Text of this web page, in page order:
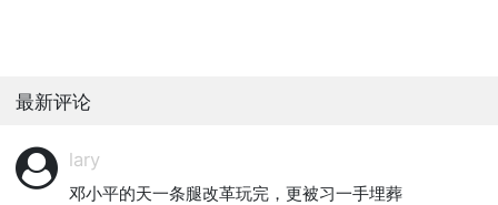
最新评论
lary
邓小平的天一条腿改革玩完，更被习一手埋葬